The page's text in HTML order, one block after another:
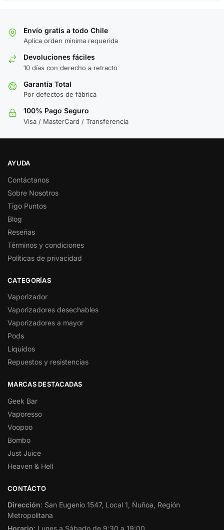
Envío gratis a todo Chile
Aplica orden minima requerida
Devoluciones fáciles
10 días con derecho a retracto
Garantía Total
Por defectos de fábrica
100% Pago Seguro
Visa / MasterCard / Transferencia
AYUDA
Contáctanos
Sobre Nosotros
Tigo Puntos
Blog
Reseñas
Términos y condiciones
Políticas de privacidad
CATEGORÍAS
Vaporizador
Vaporizadores desechables
Vaporizadores a mayor
Pods
Líquidos
Repuestos y resistencias
MARCAS DESTACADAS
Geek Bar
Vaporesso
Voopoo
Bombo
Just Juice
Heaven & Hell
CONTÁCTO
Dirección: San Eugenio 1547, Local 1, Ñuñoa, Región
Metropolitana